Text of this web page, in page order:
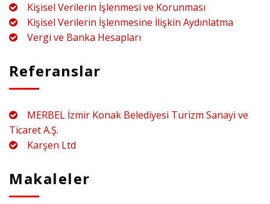
Kişisel Verilerin İşlenmesi ve Korunması
Kişisel Verilerin İşlenmesine İlişkin Aydınlatma
Vergi ve Banka Hesapları
Referanslar
MERBEL İzmir Konak Belediyesi Turizm Sanayi ve
Ticaret A.Ş.
Karşen Ltd
Makaleler